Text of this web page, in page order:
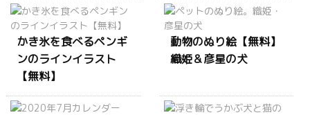
かき氷を食べるペンギ
ンのラインイラスト
【無料】
動物のぬり絵【無料】
織姫＆彦星の犬